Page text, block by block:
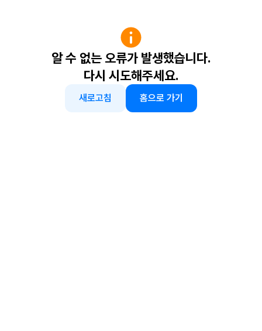
알 수 없는 오류가 발생했습니다.
다시 시도해주세요.
새로고침 홈으로 가기